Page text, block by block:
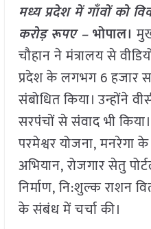
मध्य प्रदेश में गाँवों को
करोड़ रूपए –भोपाल।
चौहान ने मंत्रालय से
प्रदेश के लगभग 6 हजार
संबोधित किया। उन्होंने
सरपंचों से संवाद भी
परमेश्वर योजना, मनरेगा के
अभियान, रोजगार सेतु
निर्माण, नि:शुल्क राशन
के संबंध में चर्चा की।